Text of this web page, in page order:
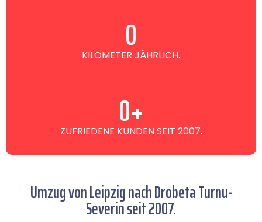
KILOMETER JÄHRLICH.
0
ZUFRIEDENE KUNDEN SEIT 2007.
0+
Umzug von Leipzig nach Drobeta Turnu-
Severin seit 2007.